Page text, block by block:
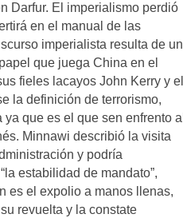
Darfur. El imperialismo perdió
en el manual de las
imperialista resulta de un
que juega China en el
fieles lacayos John Kerry y el
la definición de terrorismo,
que es el que sen enfrento al
Minnawi describió la visita
y podría
estabilidad de mandato”,
es el expolio a manos llenas,
revuelta y la constate